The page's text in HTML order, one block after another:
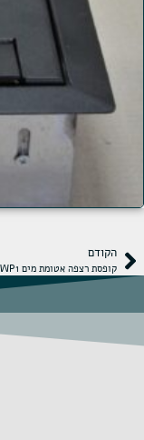
הקודם
קופסת רצפה אטומת מים MCS WP1